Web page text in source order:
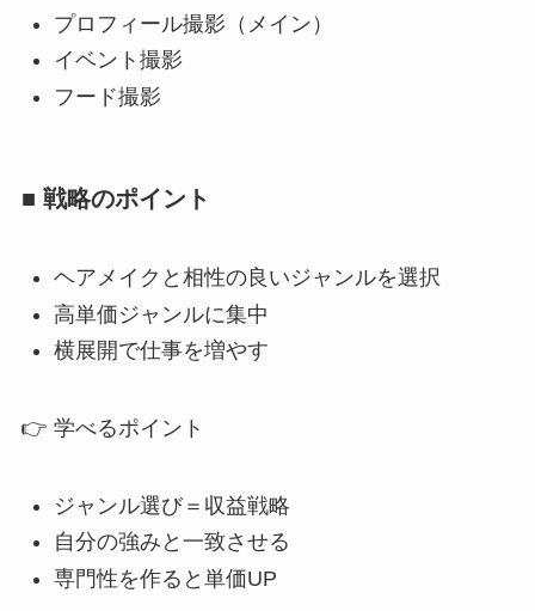
プロフィール撮影（メイン）
イベント撮影
フード撮影
■ 戦略のポイント
ヘアメイクと相性の良いジャンルを選択
高単価ジャンルに集中
横展開で仕事を増やす
👉 学べるポイント
ジャンル選び＝収益戦略
自分の強みと一致させる
専門性を作ると単価UP